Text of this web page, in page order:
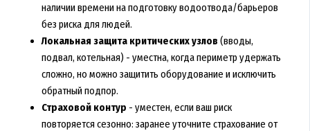
наличии времени на подготовку водоотвода/барьеров
без риска для людей.
Локальная защита критических узлов (вводы,
подвал, котельная) - уместна, когда периметр удержать
сложно, но можно защитить оборудование и исключить
обратный подпор.
Страховой контур - уместен, если ваш риск
повторяется сезонно: заранее уточните страхование от